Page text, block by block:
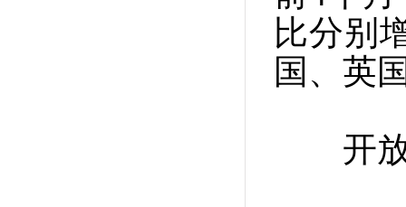
比分别
国、英
开放